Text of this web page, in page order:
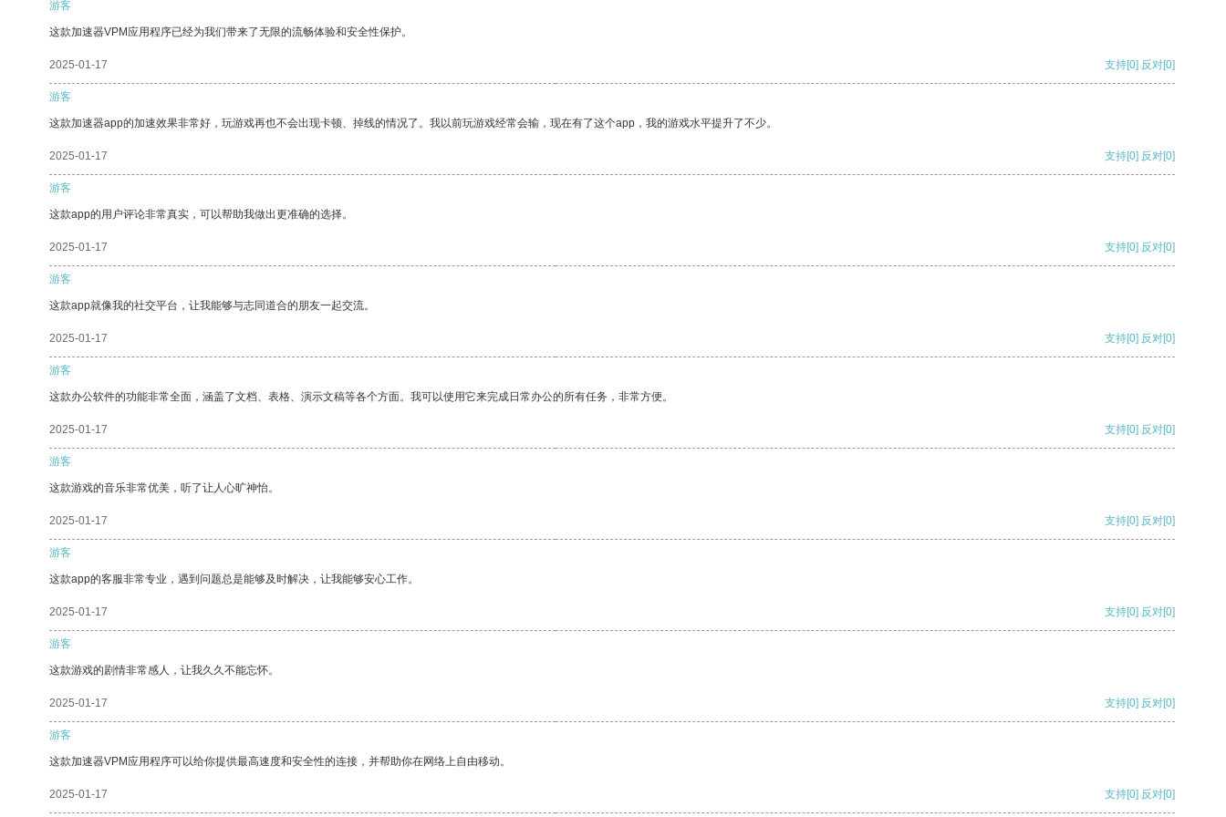
游客
这款加速器VPM应用程序已经为我们带来了无限的流畅体验和安全性保护。
2025-01-17 支持[0] 反对[0]
游客
这款加速器app的加速效果非常好，玩游戏再也不会出现卡顿、掉线的情况了。我以前玩游戏经常会输，现在有了这个app，我的游戏水平提升了不少。
2025-01-17 支持[0] 反对[0]
游客
这款app的用户评论非常真实，可以帮助我做出更准确的选择。
2025-01-17 支持[0] 反对[0]
游客
这款app就像我的社交平台，让我能够与志同道合的朋友一起交流。
2025-01-17 支持[0] 反对[0]
游客
这款办公软件的功能非常全面，涵盖了文档、表格、演示文稿等各个方面。我可以使用它来完成日常办公的所有任务，非常方便。
2025-01-17 支持[0] 反对[0]
游客
这款游戏的音乐非常优美，听了让人心旷神怡。
2025-01-17 支持[0] 反对[0]
游客
这款app的客服非常专业，遇到问题总是能够及时解决，让我能够安心工作。
2025-01-17 支持[0] 反对[0]
游客
这款游戏的剧情非常感人，让我久久不能忘怀。
2025-01-17 支持[0] 反对[0]
游客
这款加速器VPM应用程序可以给你提供最高速度和安全性的连接，并帮助你在网络上自由移动。
2025-01-17 支持[0] 反对[0]